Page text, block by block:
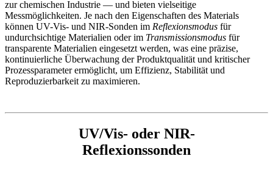
zur chemischen Industrie — und bieten vielseitige
Messmöglichkeiten. Je nach den Eigenschaften des Materials
können UV-Vis- und NIR-Sonden im Reflexionsmodus für
undurchsichtige Materialien oder im Transmissionsmodus für
transparente Materialien eingesetzt werden, was eine präzise,
kontinuierliche Überwachung der Produktqualität und kritischer
Prozessparameter ermöglicht, um Effizienz, Stabilität und
Reproduzierbarkeit zu maximieren.
UV/Vis- oder NIR-
Reflexionssonden